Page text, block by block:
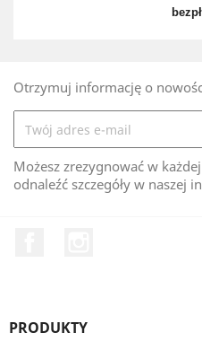
Otrzymuj informację o
Możesz zrezygnować w
odnaleźć szczegóły w naszej
PRODUKTY